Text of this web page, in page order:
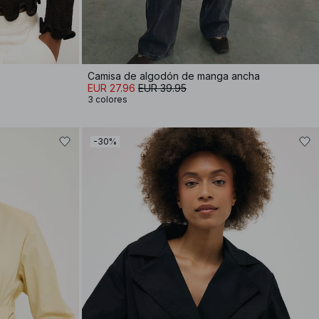
Camisa de algodón de manga ancha
EUR 27.96 EUR 39.95
3 colores
-30%